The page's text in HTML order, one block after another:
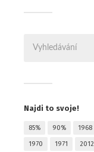
Najdi to svoje!
85% 90% 1968
1970 1971 2012